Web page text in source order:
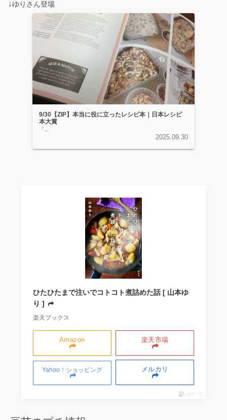
↓ゆりさん登場
9/30【ZIP】本当に役に立ったレシピ本｜日本レシピ
本大賞
「...
2025.09.30
ひたひたまで注いでコトコト煮詰めた話 [ 山本ゆ
り ]
楽天ブックス
Amazon 楽天市場
Yahoo！ショッピング メルカリ
ポチップ